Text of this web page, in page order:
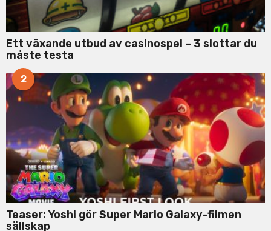
Ett växande utbud av casinospel – 3 slottar du
måste testa
2
Teaser: Yoshi gör Super Mario Galaxy-filmen
sällskap